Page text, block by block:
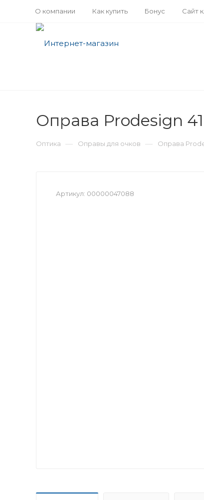
О компании Как купить Бонус Сайт
Оправа Prodesign
Оптика — Оправы для очков — Оправа
Артикул: 00000047088